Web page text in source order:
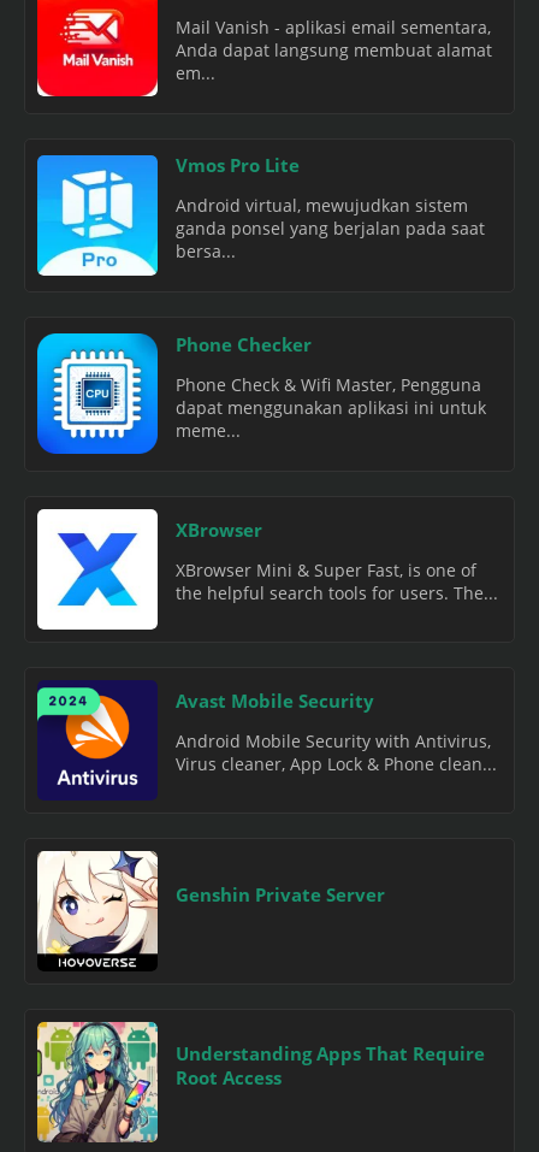
Mail Vanish - aplikasi email sementara,
Anda dapat langsung membuat alamat
em...
Vmos Pro Lite
Android virtual, mewujudkan sistem
ganda ponsel yang berjalan pada saat
bersa...
Phone Checker
Phone Check & Wifi Master, Pengguna
dapat menggunakan aplikasi ini untuk
meme...
XBrowser
XBrowser Mini & Super Fast, is one of
the helpful search tools for users. The...
Avast Mobile Security
Android Mobile Security with Antivirus,
Virus cleaner, App Lock & Phone clean...
Genshin Private Server
Understanding Apps That Require
Root Access